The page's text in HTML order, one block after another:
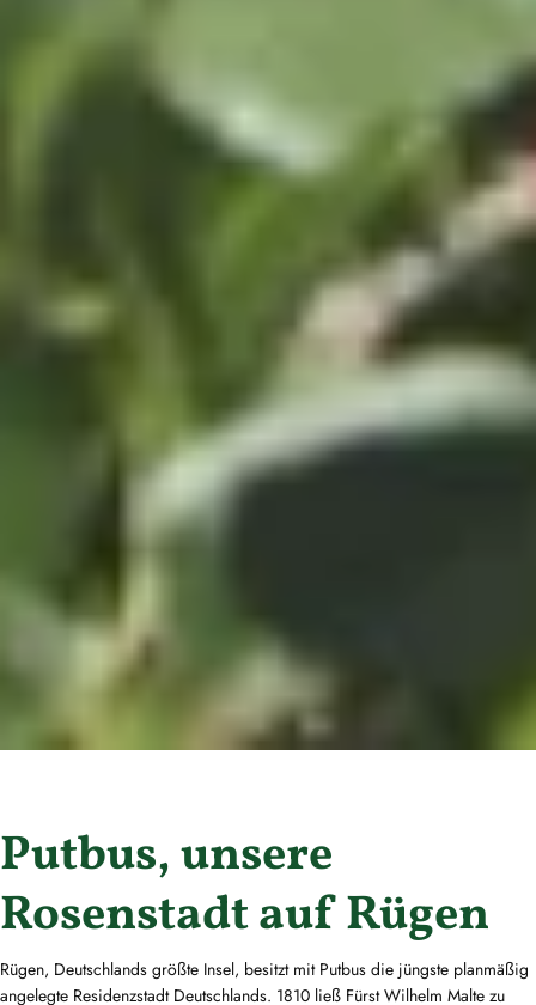
Putbus, unsere
Rosenstadt auf Rügen
Rügen, Deutschlands größte Insel, besitzt mit Putbus die jüngste planmäßig
angelegte Residenzstadt Deutschlands. 1810 ließ Fürst Wilhelm Malte zu